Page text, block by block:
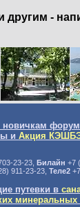
-
новичкам
и Акция
23-23, Билайн +7
911-23-23, Теле2
путевки в
минеральных